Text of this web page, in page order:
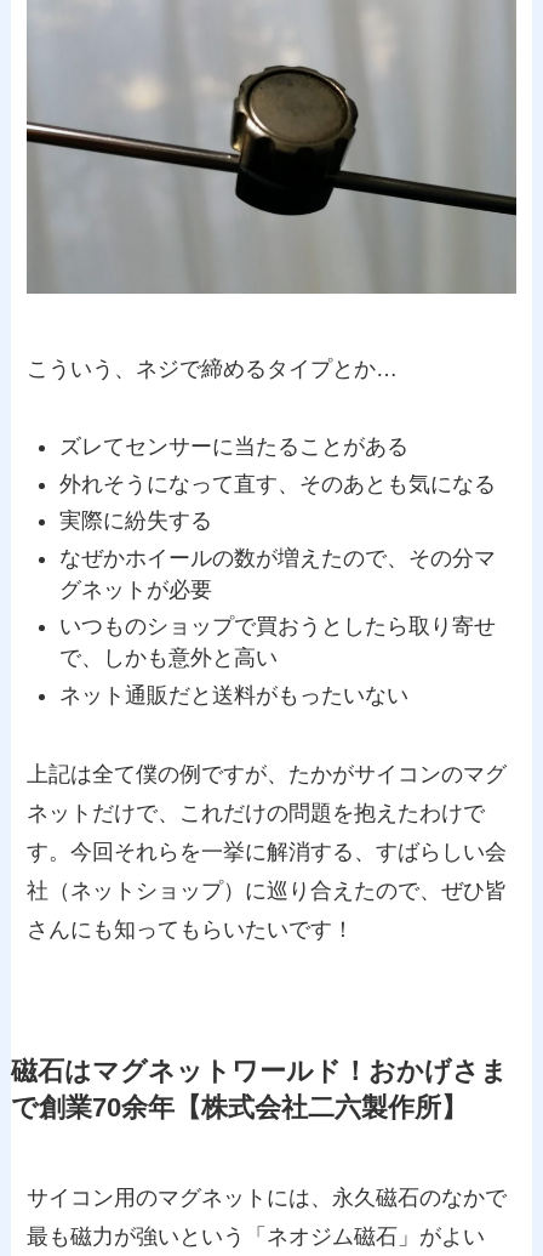
こういう、ネジで締めるタイプとか…
ズレてセンサーに当たることがある
外れそうになって直す、そのあとも気になる
実際に紛失する
なぜかホイールの数が増えたので、その分マ
グネットが必要
いつものショップで買おうとしたら取り寄せ
で、しかも意外と高い
ネット通販だと送料がもったいない
上記は全て僕の例ですが、たかがサイコンのマグ
ネットだけで、これだけの問題を抱えたわけで
す。今回それらを一挙に解消する、すばらしい会
社（ネットショップ）に巡り合えたので、ぜひ皆
さんにも知ってもらいたいです！
磁石はマグネットワールド！おかげさま
で創業70余年【株式会社二六製作所】
サイコン用のマグネットには、永久磁石のなかで
最も磁力が強いという「ネオジム磁石」がよい